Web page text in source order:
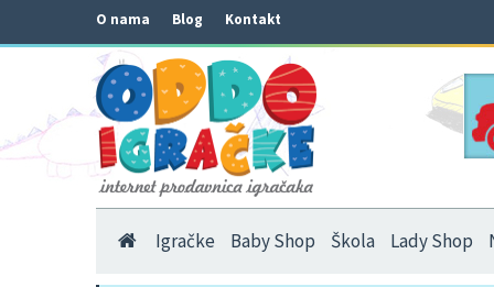
O nama Blog Kontakt
Igračke Baby Shop Škola Lady Shop